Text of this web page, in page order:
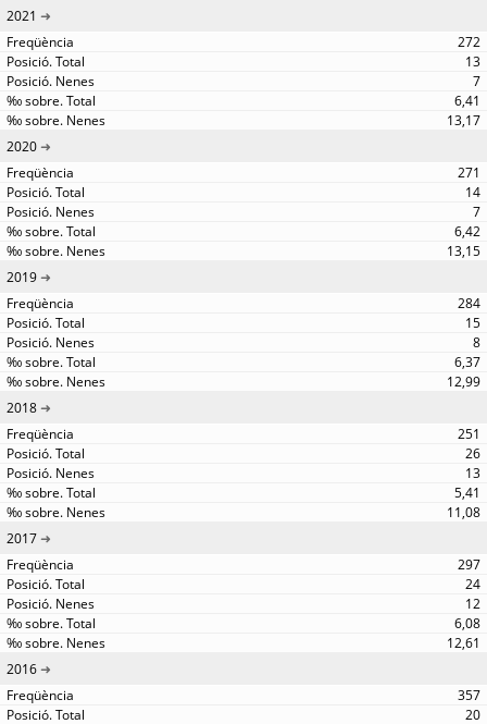
2021
272
13
7
6,41
13,17
2020
271
14
7
6,42
13,15
2019
284
15
8
6,37
12,99
2018
251
26
13
5,41
11,08
2017
297
24
12
6,08
12,61
2016
357
20